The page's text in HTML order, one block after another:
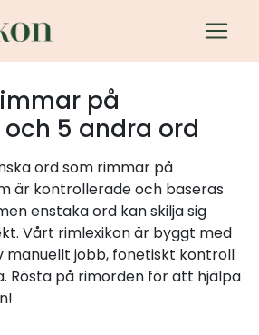
på
och 5 andra ord
ord som rimmar på
är kontrollerade och baseras
enstaka ord kan skilja sig
Vårt rimlexikon är byggt med
manuellt jobb, fonetiskt kontroll
Rösta på rimorden för att hjälpa